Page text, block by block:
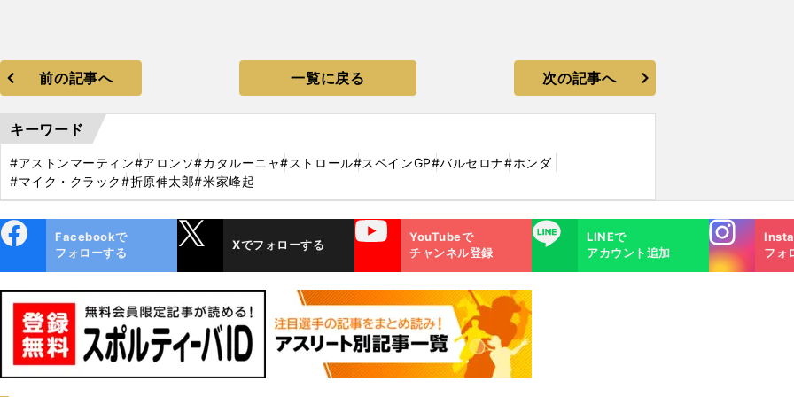
前の記事へ 一覧に戻る 次の記事へ
キーワード
#アストンマーティン#アロンソ#カタルーニャ#ストロール#スペインGP#バルセロナ#ホンダ
#マイク・クラック#折原伸太郎#米家峰起
ok
Facebookで
フォローする
Xでフォローする
YouTube
YouTubeで
チャンネル登録
LINE
LINEで
アカウント追加
Instagra
m
フォ